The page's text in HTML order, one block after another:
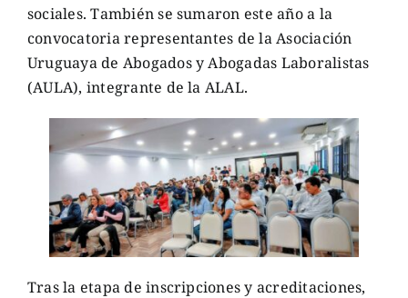
sociales. También se sumaron este año a la
convocatoria representantes de la Asociación
Uruguaya de Abogados y Abogadas Laboralistas
(AULA), integrante de la ALAL.
Tras la etapa de inscripciones y acreditaciones,